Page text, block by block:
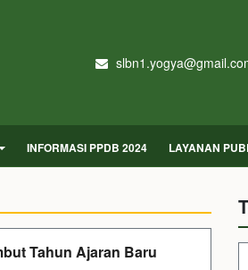
INFORMASI PPDB 2024 LAYANAN
Tahun Ajaran Baru